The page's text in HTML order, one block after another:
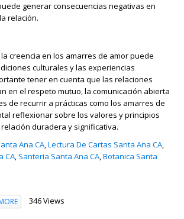
generar consecuencias negativas en
relación.
creencia en los amarres de amor puede
culturales y las experiencias
tener en cuenta que las relaciones
en el respeto mutuo, la comunicación abierta
de recurrir a prácticas como los amarres de
reflexionar sobre los valores y principios
duradera y significativa.
Ana CA,Lectura De Cartas Santa Ana CA,
CA, Santeria Santa Ana CA,Botanica Santa
346 Views